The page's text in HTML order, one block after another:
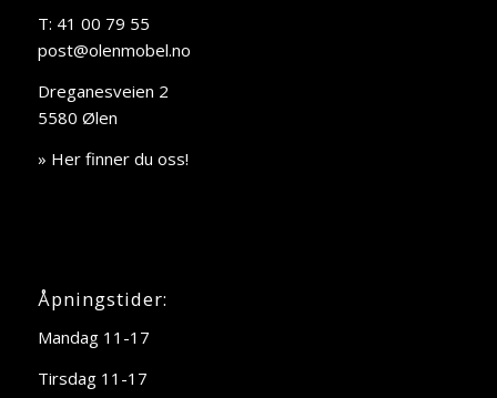
T: 41 00 79 55
post@olenmobel.no
Dreganesveien 2
5580 Ølen
» Her finner du oss!
Åpningstider:
Mandag 11-17
Tirsdag 11-17